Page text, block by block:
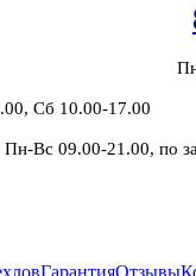
Сб 10.00-17.00
Пн-Вс 09.00-21.00, по
ГарантияОтзывы